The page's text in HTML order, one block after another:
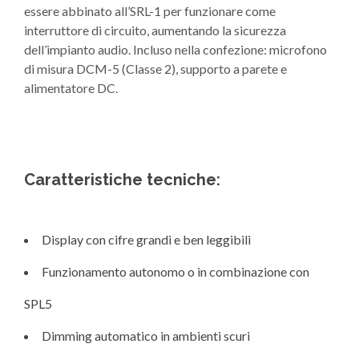
essere abbinato all’SRL-1 per funzionare come
interruttore di circuito, aumentando la sicurezza
dell’impianto audio. Incluso nella confezione: microfono
di misura DCM-5 (Classe 2), supporto a parete e
alimentatore DC.
Caratteristiche tecniche:
Display con cifre grandi e ben leggibili
Funzionamento autonomo o in combinazione con
SPL5
Dimming automatico in ambienti scuri